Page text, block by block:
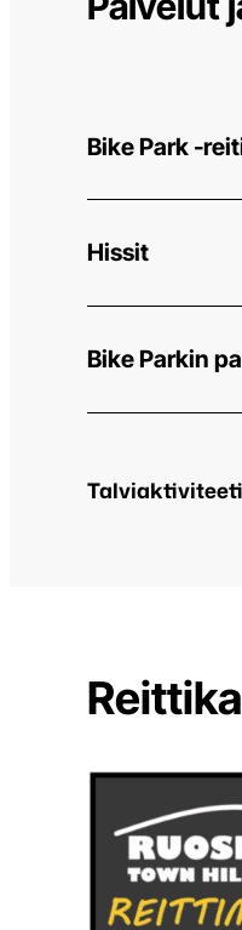
Bike Park -
Hissit
Bike Parkin
Bikepark-